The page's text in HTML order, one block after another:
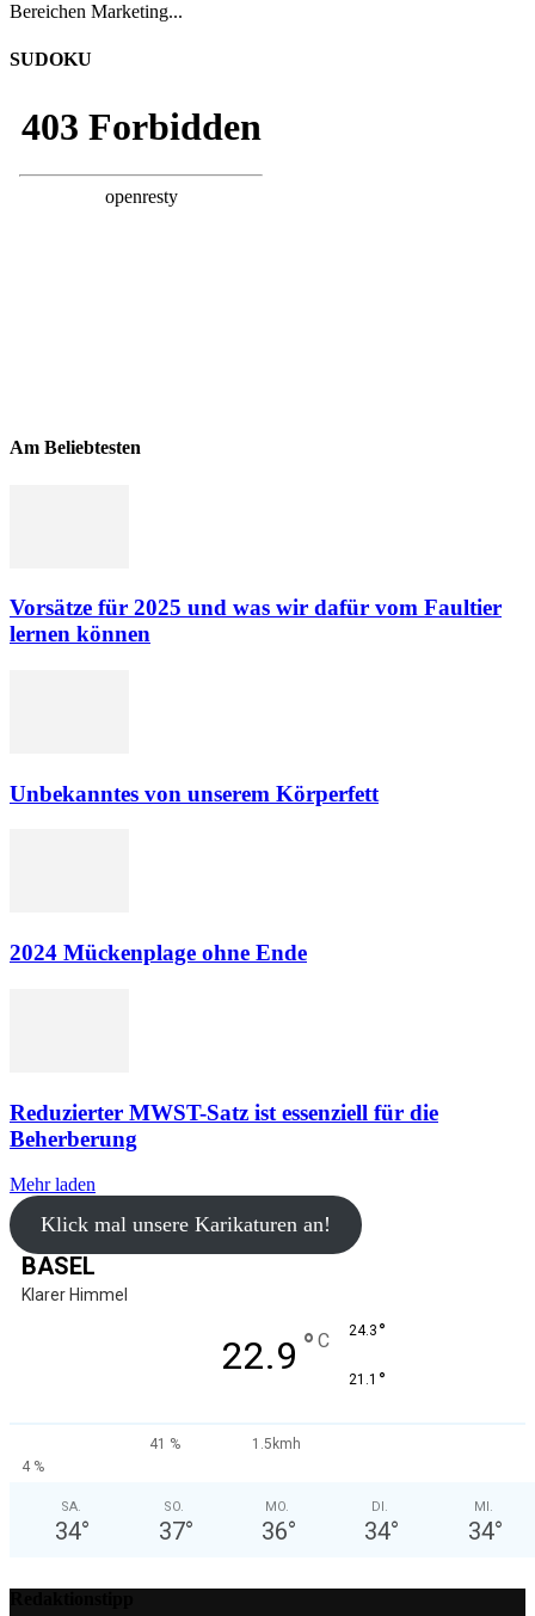
Bereichen Marketing...
SUDOKU
Am Beliebtesten
Vorsätze für 2025 und was wir dafür vom Faultier
lernen können
Unbekanntes von unserem Körperfett
2024 Mückenplage ohne Ende
Reduzierter MWST-Satz ist essenziell für die
Beherberung
Mehr laden
Klick mal unsere Karikaturen an!
BASEL
Klarer Himmel
22.9 ° C 24.3 °
21.1 °
41 %
1.5kmh
4 %
SA.
34°
SO.
37°
MO.
36°
DI.
34°
MI.
34°